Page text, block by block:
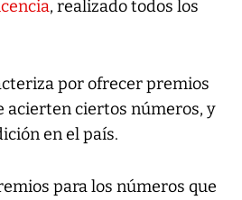
, realizado todos los
por ofrecer premios
acierten ciertos números, y
en el país.
para los números que